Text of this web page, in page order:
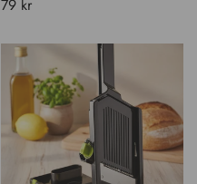
Vanligt
79 kr